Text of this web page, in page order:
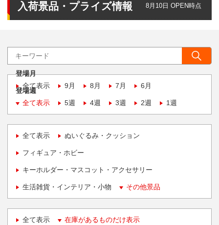
入荷景品・プライズ情報 8月10日 OPEN時点
登場月
全て表示
9月 8月 7月 6月
登場週
全て表示
5週 4週 3週 2週 1週
全て表示 ぬいぐるみ・クッション
フィギュア・ホビー
キーホルダー・マスコット・アクセサリー
生活雑貨・インテリア・小物 その他景品
全て表示 在庫があるものだけ表示